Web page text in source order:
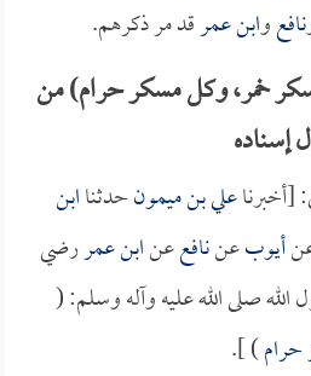
نافعوابن عمرقد مر ذكرهم.
خمر، وكل مسكر حرام) من
إسناده
[أخبرناعلي بن ميمونحدثناابن
أيوبعننافععنابن عمررضي
الله صلى الله عليه وآله وسلم: (
حرام) ].